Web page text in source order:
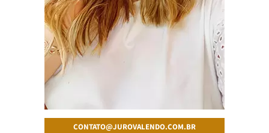
CONTATO@JUROVALENDO.COM.BR